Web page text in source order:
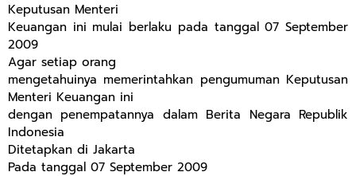
Keputusan Menteri
Keuangan ini mulai berlaku pada tanggal 07 September
2009
Agar setiap orang
mengetahuinya memerintahkan pengumuman Keputusan
Menteri Keuangan ini
dengan penempatannya dalam Berita Negara Republik
Indonesia
Ditetapkan di Jakarta
Pada tanggal 07 September 2009